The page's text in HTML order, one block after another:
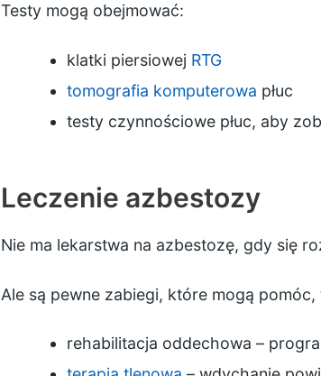
Testy mogą obejmować:
klatki piersiowej RTG
tomografia komputerowa płuc
testy czynnościowe płuc, aby
Leczenie azbestozy
Nie ma lekarstwa na azbestozę, gdy się
Ale są pewne zabiegi, które mogą pomóc,
rehabilitacja oddechowa –